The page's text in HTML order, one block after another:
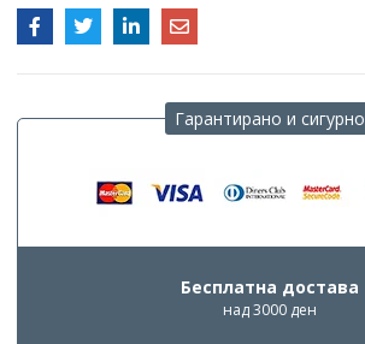
Гарантирано и сигурно
Бесплатна достава
над 3000 ден